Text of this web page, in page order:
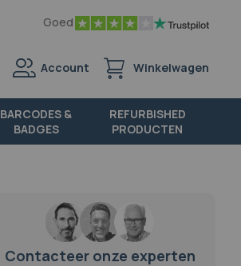
Goed
Account Winkelwagen
BARCODES &
BADGES
REFURBISHED
PRODUCTEN
Contacteer onze experten